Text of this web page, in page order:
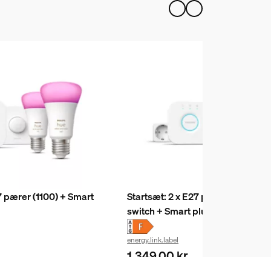
pærer (1100) + Smart
Startsæt: 2 x E27 pærer (1100) +
switch + Smart plug
energy.link.label